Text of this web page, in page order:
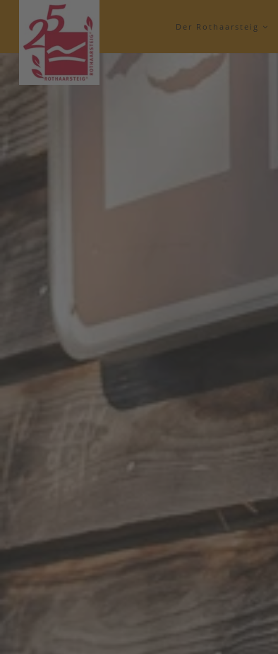
Der Rothaarsteig